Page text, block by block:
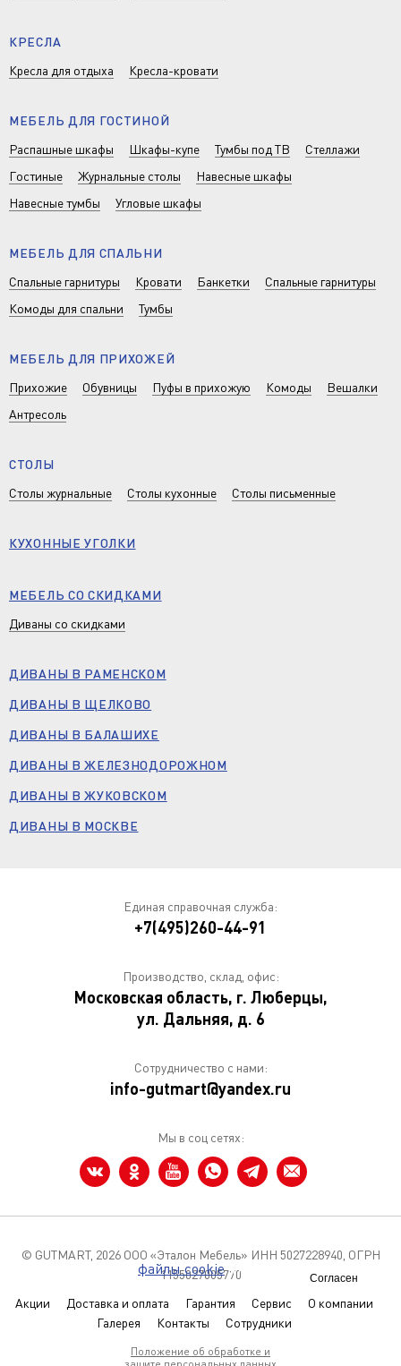
файлы cookieчтобы
Согласен
КРЕСЛА
Кресла для отдыха
Кресла-кровати
МЕБЕЛЬ ДЛЯ ГОСТИНОЙ
Распашные шкафы
Шкафы-купе Тумбы под ТВ
Стеллажи
Гостиные
Журнальные столы
Навесные шкафы
Навесные тумбы
Угловые шкафы
МЕБЕЛЬ ДЛЯ СПАЛЬНИ
Спальные гарнитуры
Кровати Банкетки
Спальные гарнитуры
Комоды для спальни
Тумбы
МЕБЕЛЬ ДЛЯ ПРИХОЖЕЙ
Прихожие
Обувницы Пуфы в прихожую Комоды
Вешалки
Антресоль
СТОЛЫ
Столы журнальные
Столы кухонные Столы письменные
КУХОННЫЕ УГОЛКИ
МЕБЕЛЬ СО СКИДКАМИ
Диваны со скидками
ДИВАНЫ В РАМЕНСКОМ
ДИВАНЫ В ЩЕЛКОВО
ДИВАНЫ В БАЛАШИХЕ
ДИВАНЫ В ЖЕЛЕЗНОДОРОЖНОМ
ДИВАНЫ В ЖУКОВСКОМ
ДИВАНЫ В МОСКВЕ
Единая справочная служба:
+7(495)260-44-91
Производство, склад, офис:
Московская область, г. Люберцы,
ул. Дальняя, д. 6
Сотрудничество с нами:
info-gutmart@yandex.ru
Мы в соц сетях:
© GUTMART, 2026 ООО «Эталон Мебель» ИНН 5027228940, ОГРН
1155027005770
Акции
Доставка и оплата Гарантия Сервис
О компании
Галерея
Контакты Сотрудники
Положение об обработке и